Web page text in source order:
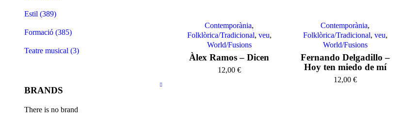
Estil (389)
Formació (385)
Teatre musical (3)
BRANDS
There is no brand
Contemporània,
Folklòrica/Tradicional, veu,
World/Fusions
Àlex Ramos – Dicen
12,00 €
Contemporània,
Folklòrica/Tradicional, veu,
World/Fusions
Fernando Delgadillo –
Hoy ten miedo de mí
12,00 €